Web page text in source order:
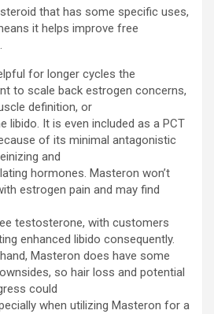
that has some specific uses,
it helps improve free
for longer cycles the
to scale back estrogen concerns,
definition, or
libido. It is even included as a PCT
of its minimal antagonistic
and
hormones. Masteron won’t
estrogen pain and may find
testosterone, with customers
enhanced libido consequently.
Masteron does have some
so hair loss and potential
could
when utilizing Masteron for a